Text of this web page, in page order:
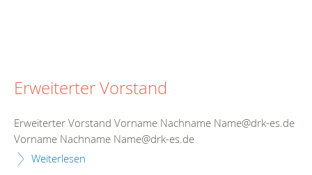
Erweiterter Vorstand
Erweiterter Vorstand Vorname Nachname Name@drk-es.de
Vorname Nachname Name@drk-es.de
Weiterlesen